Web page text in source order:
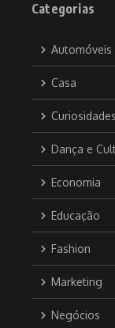
Categorias
Automóveis
Casa
Curiosidades
Dança e
Economia
Educação
Fashion
Marketing
Negócios